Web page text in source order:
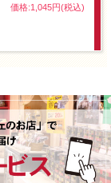
価格:1,045円(税込)